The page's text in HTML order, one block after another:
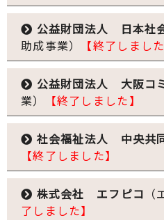
公益財団法人 日本社
助成事業）
【終了しました
公益財団法人 大阪コ
業）
【終了しました】
社会福祉法人 中央共
【終了しました】
株式会社 エフピコ
了しました】